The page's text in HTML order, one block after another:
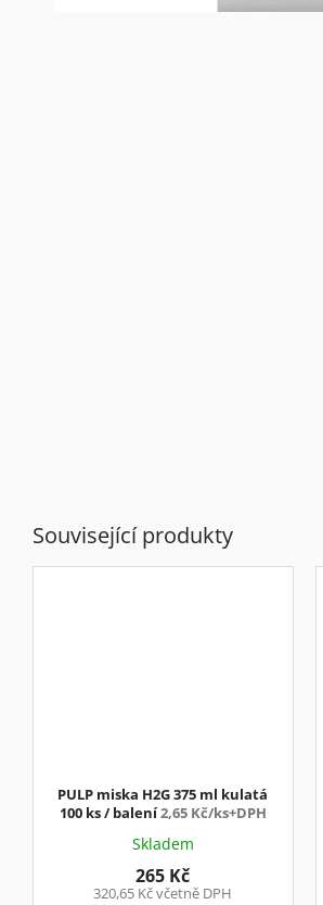
Související produkty
PULP miska H2G 375 ml kulatá
100 ks / balení2,65 Kč/ks+DPH
Skladem
320,65 Kč včetně DPH
265 Kč